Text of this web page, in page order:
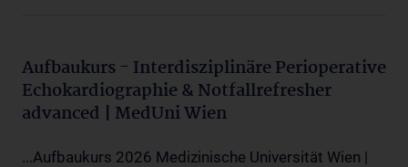
Aufbaukurs - Interdisziplinäre Perioperative
Echokardiographie & Notfallrefresher
advanced | MedUni Wien
...Aufbaukurs 2026 Medizinische Universität Wien |